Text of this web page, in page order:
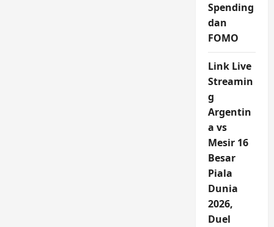
Spending
dan
FOMO
Link Live
Streamin
g
Argentin
a vs
Mesir 16
Besar
Piala
Dunia
2026,
Duel